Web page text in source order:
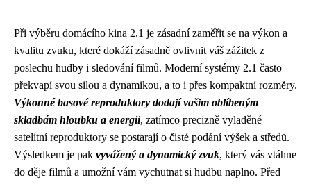
Při výběru domácího kina 2.1 je zásadní zaměřit se na výkon a
kvalitu zvuku, které dokáží zásadně ovlivnit váš zážitek z
poslechu hudby i sledování filmů. Moderní systémy 2.1 často
překvapí svou silou a dynamikou, a to i přes kompaktní rozměry.
Výkonné basové reproduktory dodají vašim oblíbeným
skladbám hloubku a energii, zatímco precizně vyladěné
satelitní reproduktory se postarají o čisté podání výšek a středů.
Výsledkem je pak vyvážený a dynamický zvuk, který vás vtáhne
do děje filmů a umožní vám vychutnat si hudbu naplno. Před